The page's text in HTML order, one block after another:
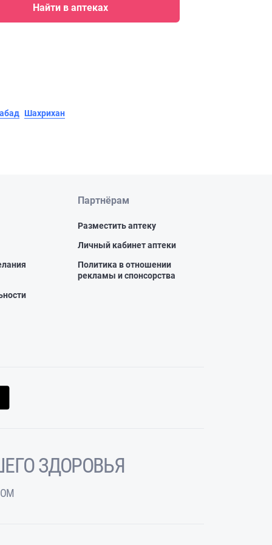
Найти в аптеках
Шахрихан
Партнёрам
Разместить аптеку
Личный кабинет аптеки
Политика в отношении
рекламы и спонсорства
ЗДОРОВЬЯ